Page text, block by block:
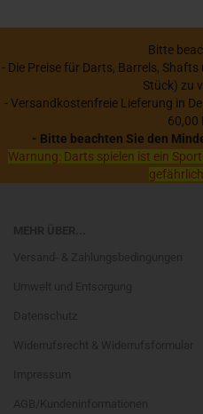
Bitte
- Die Preise für Darts, Barrels,
Stück) zu
- Versandkostenfreie Lieferung in
60,00
- Bitte beachten Sie den
Warnung: Darts spielen ist ein